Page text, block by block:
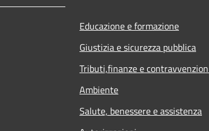
Educazione e formazione
Giustizia e sicurezza pubblica
Tributi,finanze e
Ambiente
Salute, benessere e assistenza